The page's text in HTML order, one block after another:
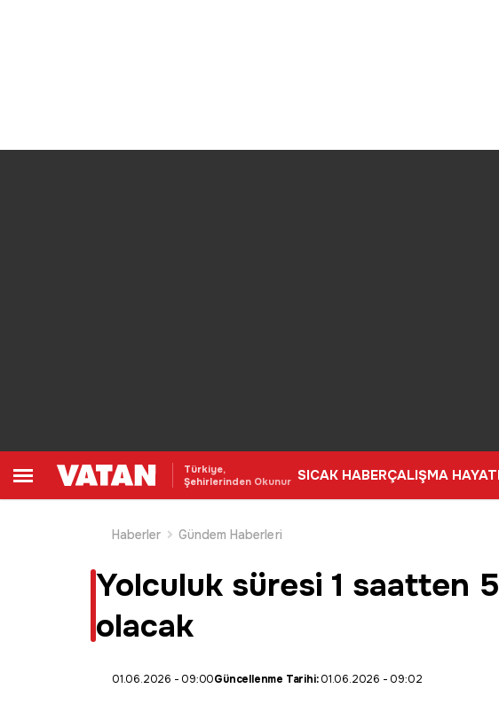
Türkiye,
Şehirlerinden Okunur SICAK HABERÇALIŞMA HAYATI
Haberler
Gündem Haberleri
Yolculuk süresi 1 saatten
olacak
01.06.2026 - 09:00Güncellenme Tarihi:01.06.2026 - 09:02